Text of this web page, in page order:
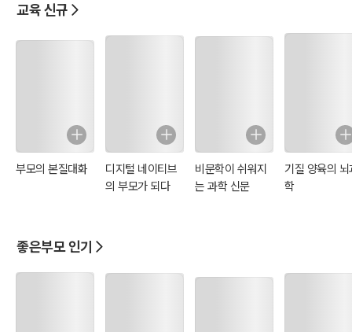
교육 신규
부모의 본질대화
디지털 네이티브
의 부모가 되다
비문학이 쉬워지
는 과학 신문
기질 양육의 뇌
학
좋은부모 인기